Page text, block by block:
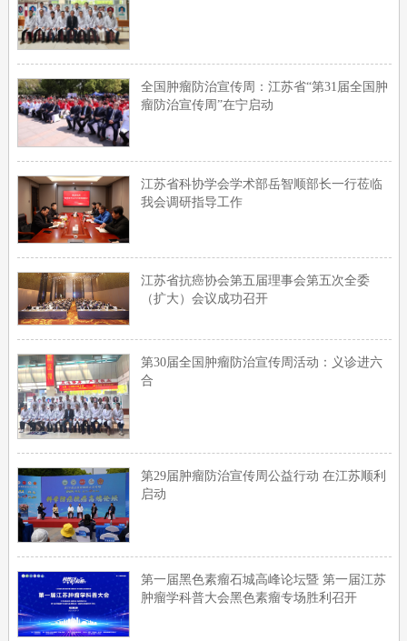
全国肿瘤防治宣传周：江苏省“第31届全国肿
瘤防治宣传周”在宁启动
江苏省科协学会学术部岳智顺部长一行莅临
我会调研指导工作
江苏省抗癌协会第五届理事会第五次全委
（扩大）会议成功召开
第30届全国肿瘤防治宣传周活动：义诊进六
合
第29届肿瘤防治宣传周公益行动 在江苏顺利
启动
第一届黑色素瘤石城高峰论坛暨 第一届江苏
肿瘤学科普大会黑色素瘤专场胜利召开